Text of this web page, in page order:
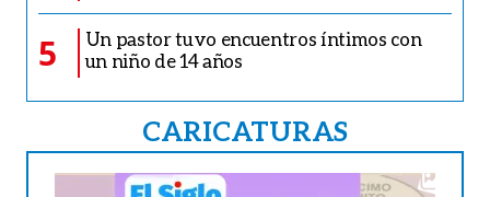
5
Un pastor tuvo encuentros íntimos con
un niño de 14 años
CARICATURAS